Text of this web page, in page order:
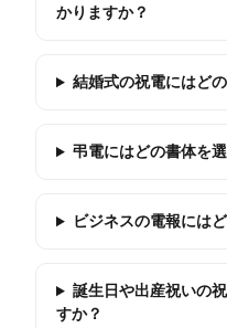
かりますか？
結婚式の祝電にはど
弔電にはどの書体を
ビジネスの電報には
誕生日や出産祝いの
すか？